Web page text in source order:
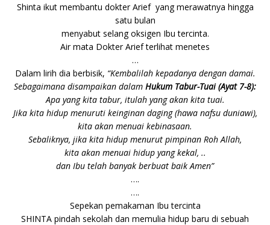
Shinta ikut membantu dokter Arief yang merawatnya hingga
satu bulan
menyabut selang oksigen Ibu tercinta.
Air mata Dokter Arief terlihat menetes
…
Dalam lirih dia berbisik, “Kembalilah kepadanya dengan damai.
Sebagaimana disampaikan dalam Hukum Tabur-Tuai (Ayat 7-8):
Apa yang kita tabur, itulah yang akan kita tuai.
Jika kita hidup menuruti keinginan daging (hawa nafsu duniawi),
kita akan menuai kebinasaan.
Sebaliknya, jika kita hidup menurut pimpinan Roh Allah,
kita akan menuai hidup yang kekal, ..
dan Ibu telah banyak berbuat baik Amen”
….
….
Sepekan pemakaman Ibu tercinta
SHINTA pindah sekolah dan memulia hidup baru di sebuah